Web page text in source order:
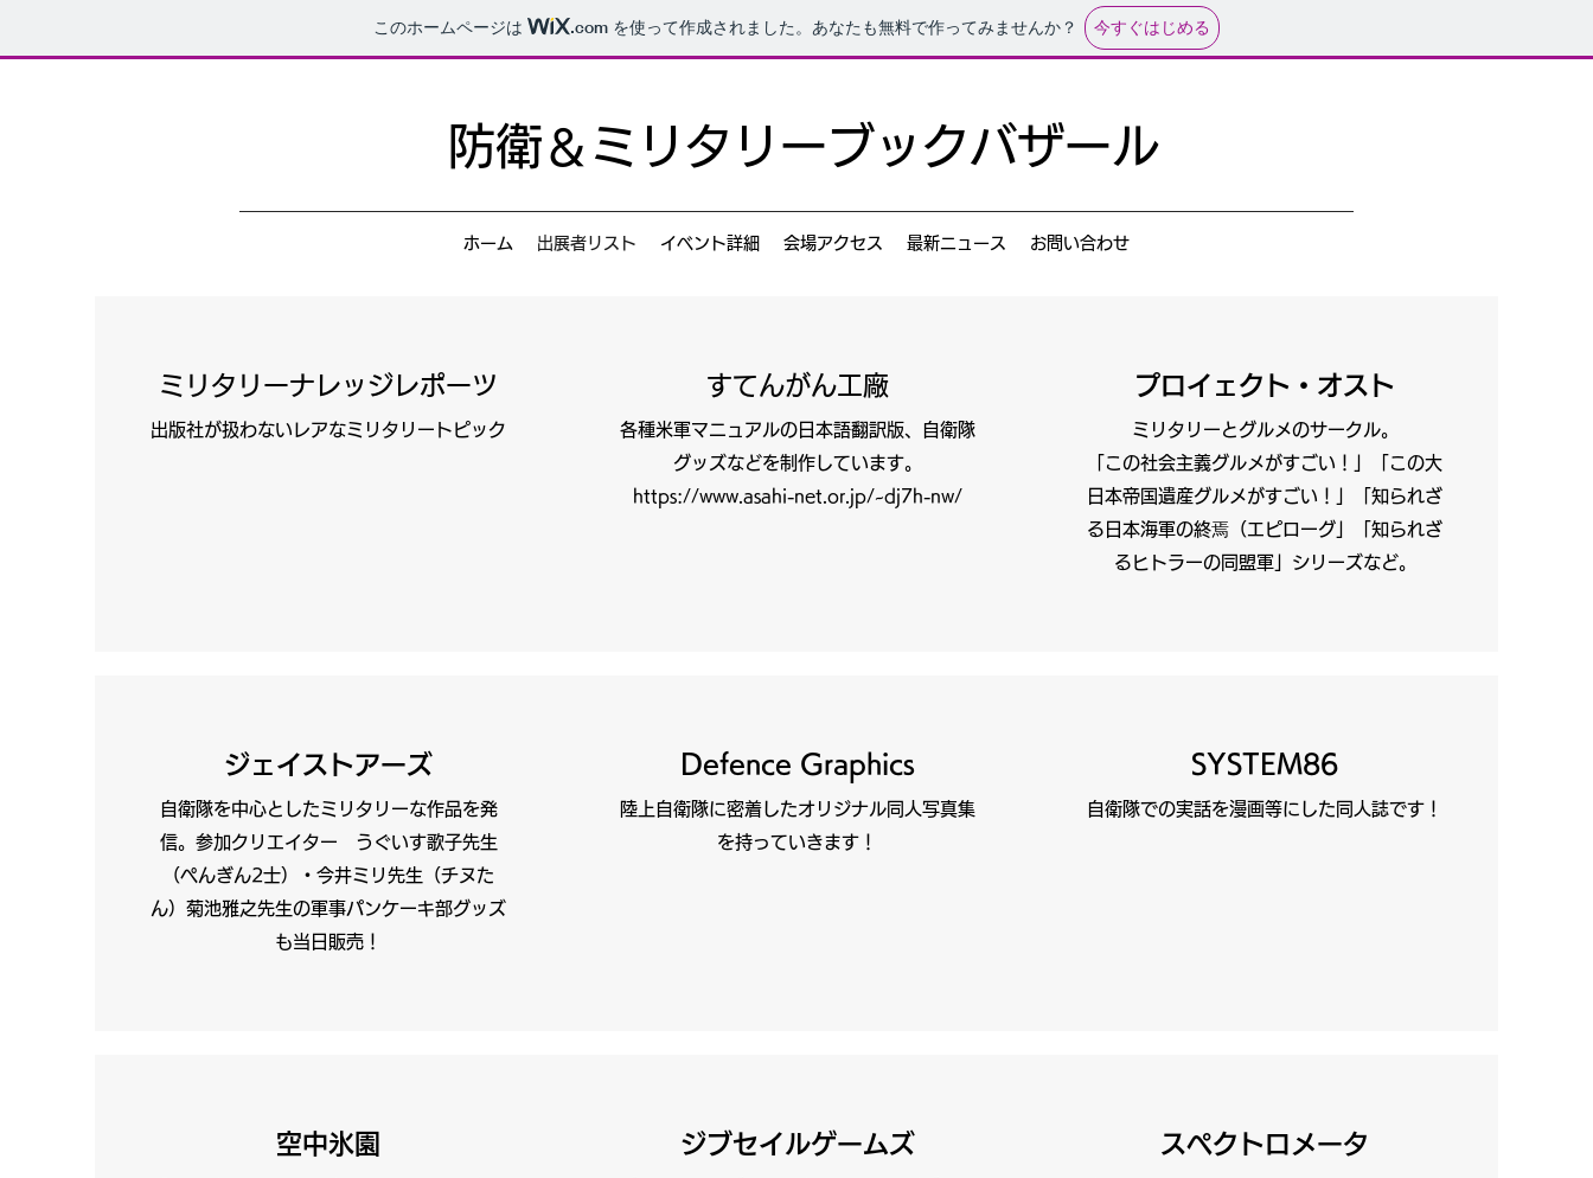
このホームページは .com を使って作成されました。あなたも無料で作ってみませんか？ 今すぐはじめる
​防衛＆ミリタリーブックバザール
ホーム 出展者リスト イベント詳細 会場アクセス 最新ニュース お問い合わせ
ミリタリーナレッジレポーツ
出版社が扱わないレアなミリタリートピック
すてんがん工廠
各種米軍マニュアルの日本語翻訳版、自衛隊
グッズなどを制作しています。
https://www.asahi-net.or.jp/~dj7h-nw/
プロイェクト・オスト
ミリタリーとグルメのサークル。
「この社会主義グルメがすごい！」「この大
日本帝国遺産グルメがすごい！」「知られざ
る日本海軍の終焉（エピローグ」「知られざ
るヒトラーの同盟軍」シリーズなど。
ジェイストアーズ
自衛隊を中心としたミリタリーな作品を発
信。参加クリエイター うぐいす歌子先生
（ぺんぎん2士）・今井ミリ先生（チヌた
ん）菊池雅之先生の軍事パンケーキ部グッズ
も当日販売！
Defence Graphics
陸上自衛隊に密着したオリジナル同人写真集
を持っていきます！
SYSTEM86
自衛隊での実話を漫画等にした同人誌です！
空中氷園 ジブセイルゲームズ スペクトロメータ